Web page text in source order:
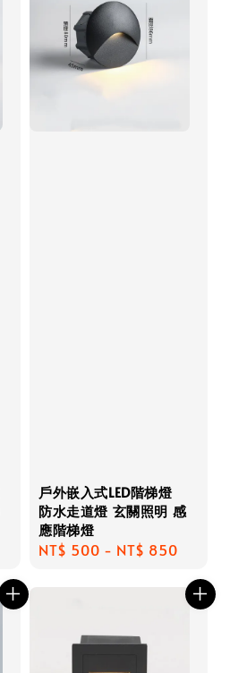
戶外嵌入式LED階梯燈
防水走道燈 玄關照明 感
應階梯燈
Regular
NT$ 500 - NT$ 850